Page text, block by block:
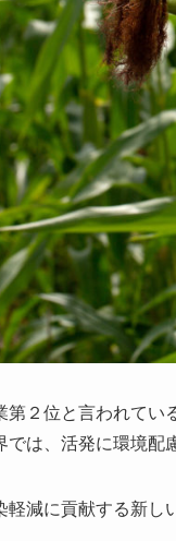
第２位と言われて
は、活発に環境配
減に貢献する新し